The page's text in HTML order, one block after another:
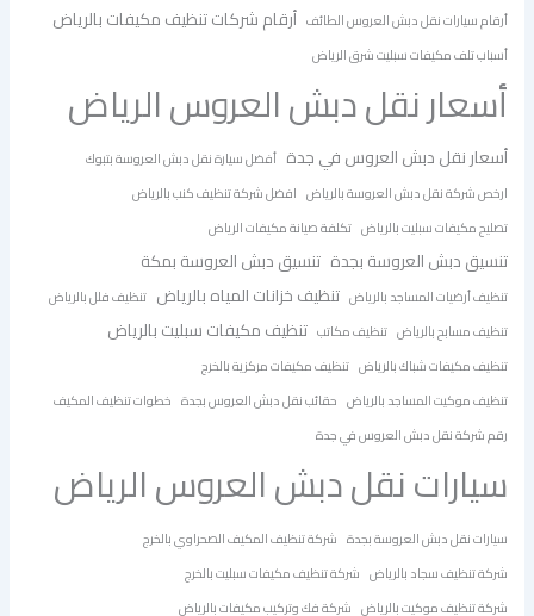
أرقام سيارات نقل دبش العروس الطائف أرقام شركات تنظيف مكيفات بالرياض
أسباب تلف مكيفات سبليت شرق الرياض
أسعار نقل دبش العروس الرياض
أسعار نقل دبش العروس في جدة أفضل سيارة نقل دبش العروسة بتبوك
ارخص شركة نقل دبش العروسة بالرياض افضل شركة تنظيف كنب بالرياض
تصليح مكيفات سبليت بالرياض تكلفة صيانة مكيفات الرياض
تنسيق دبش العروسة بجدة تنسيق دبش العروسة بمكة
تنظيف أرضيات المساجد بالرياض تنظيف خزانات المياه بالرياض تنظيف فلل بالرياض
تنظيف مسابح بالرياض تنظيف مكاتب تنظيف مكيفات سبليت بالرياض
تنظيف مكيفات شباك بالرياض تنظيف مكيفات مركزية بالخرج
تنظيف موكيت المساجد بالرياض حقائب نقل دبش العروس بجدة خطوات تنظيف المكيف
رقم شركة نقل دبش العروس في جدة
سيارات نقل دبش العروس الرياض
سيارات نقل دبش العروسة بجدة شركة تنظيف المكيف الصحراوي بالخرج
شركة تنظيف سجاد بالرياض شركة تنظيف مكيفات سبليت بالخرج
شركة تنظيف موكيت بالرياض شركة فك وتركيب مكيفات بالرياض